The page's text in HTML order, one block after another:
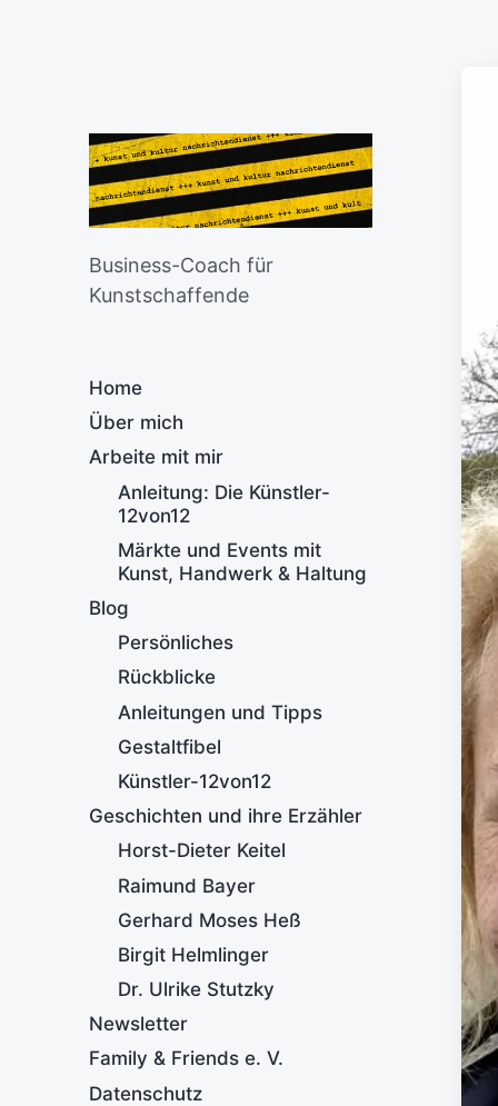
Business-Coach für
Kunstschaffende
Home
Über mich
Arbeite mit mir
Anleitung: Die Künstler-
12von12
Märkte und Events mit
Kunst, Handwerk & Haltung
Blog
Persönliches
Rückblicke
Anleitungen und Tipps
Gestaltfibel
Künstler-12von12
Geschichten und ihre Erzähler
Horst-Dieter Keitel
Raimund Bayer
Gerhard Moses Heß
Birgit Helmlinger
Dr. Ulrike Stutzky
Newsletter
Family & Friends e. V.
Datenschutz